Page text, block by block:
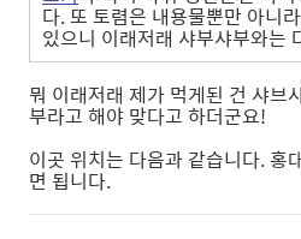
다. 또 토렴은 내용물뿐만 아니
있으니 이래저래 샤부샤부와는
뭐 이래저래 제가 먹게된 건 샤브
부라고 해야 맞다고 하더군요!
이곳 위치는 다음과 같습니다. 홍
면 됩니다.